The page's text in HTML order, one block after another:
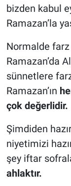
bizden kabul
Ramazan’la
Normalde
Ramazan’da
sünnetlere
Ramazan’ın
çok değerlidir.
Şimdiden
niyetimizi
şey iftar
ahlaktır.